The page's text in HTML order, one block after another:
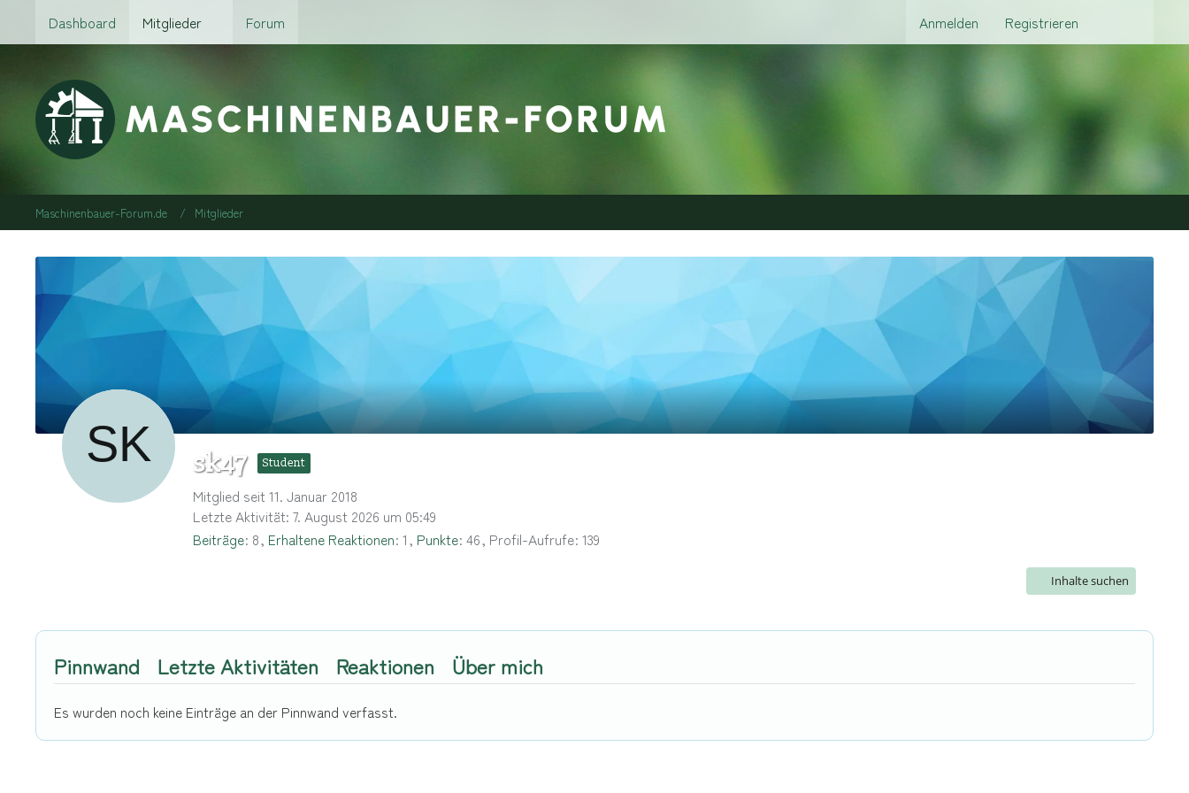
Dashboard Mitglieder Forum Anmelden Registrieren
Maschinenbauer-Forum.de Mitglieder
sk47 Student
Mitglied seit 11. Januar 2018
Letzte Aktivität:7. August 2026 um 05:49
Beiträge 8 Erhaltene Reaktionen 1 Punkte 46 Profil-Aufrufe 139
Inhalte suchen
Pinnwand Letzte Aktivitäten Reaktionen Über mich
Es wurden noch keine Einträge an der Pinnwand verfasst.